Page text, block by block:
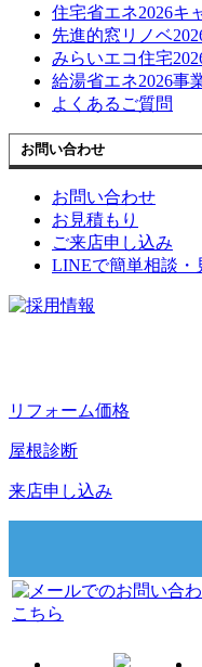
住宅省エネ2026キ
先進的窓リノベ
みらいエコ住宅
給湯省エネ2026事
よくあるご質問
お問い合わせ
お問い合わせ
お見積もり
ご来店申し込み
LINEで簡単相談・
リフォーム価格
屋根診断
来店申し込み